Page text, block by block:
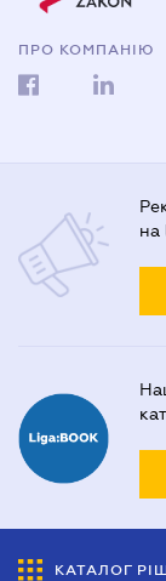
ПРО КОМПАНІЮ
на
КАТАЛОГ